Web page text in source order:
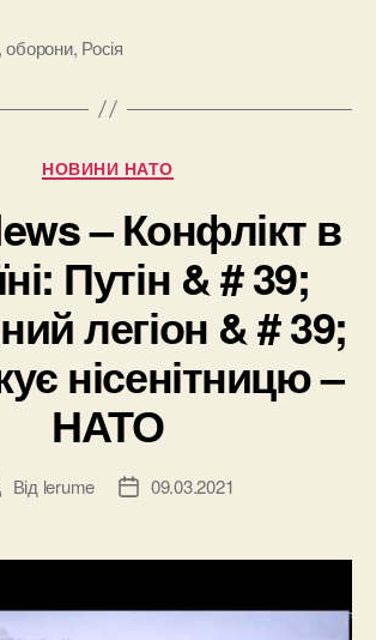
оборони, Росія
Категорії
НОВИНИ НАТО
– Конфлікт в
Путін & # 39;
легіон & # 39;
нісенітницю –
НАТО
Від lerume
Дата09.03.2021